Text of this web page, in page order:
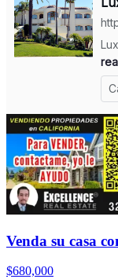
Venda su casa
$680,000